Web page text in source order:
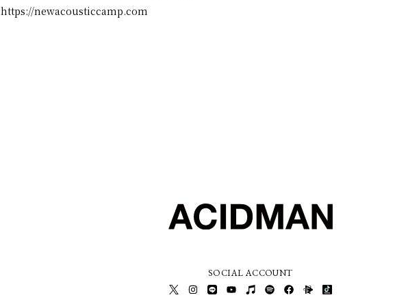
https://newacousticcamp.com
SOCIAL ACCOUNT